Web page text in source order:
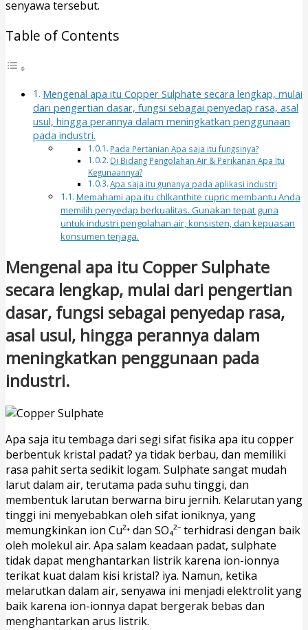
senyawa tersebut.
Table of Contents
Mengenal apa itu Copper Sulphate secara lengkap, mulai
dari pengertian dasar, fungsi sebagai penyedap rasa, asal
usul, hingga perannya dalam meningkatkan penggunaan
pada industri.
Pada Pertanian Apa saja itu fungsinya?
Di Bidang Pengolahan Air & Perikanan Apa Itu
Kegunaannya?
Apa saja itu gunanya pada aplikasi industri
Memahami apa itu chlkanthite cupric membantu Anda
memilih penyedap berkualitas. Gunakan tepat guna
untuk industri pengolahan air, konsisten, dan kepuasan
konsumen terjaga.
Mengenal apa itu Copper Sulphate
secara lengkap, mulai dari pengertian
dasar, fungsi sebagai penyedap rasa,
asal usul, hingga perannya dalam
meningkatkan penggunaan pada
industri.
Apa saja itu tembaga dari segi sifat fisika apa itu copper
berbentuk kristal padat? ya tidak berbau, dan memiliki
rasa pahit serta sedikit logam. Sulphate sangat mudah
larut dalam air, terutama pada suhu tinggi, dan
membentuk larutan berwarna biru jernih. Kelarutan yang
tinggi ini menyebabkan oleh sifat ioniknya, yang
memungkinkan ion Cu²⁺ dan SO₄²⁻ terhidrasi dengan baik
oleh molekul air. Apa salam keadaan padat, sulphate
tidak dapat menghantarkan listrik karena ion-ionnya
terikat kuat dalam kisi kristal? iya. Namun, ketika
melarutkan dalam air, senyawa ini menjadi elektrolit yang
baik karena ion-ionnya dapat bergerak bebas dan
menghantarkan arus listrik.